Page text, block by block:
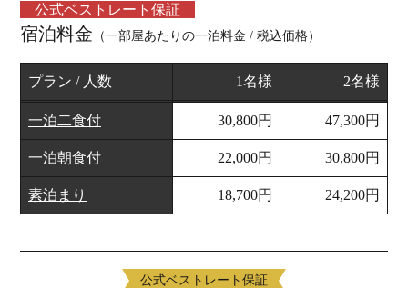
公式ベストレート保証
宿泊料金 （一部屋あたりの一泊料金 / 税込価格）
プラン / 人数 1名様 2名様
一泊二食付 30,800円 47,300円
一泊朝食付 22,000円 30,800円
素泊まり 18,700円 24,200円
公式ベストレート保証